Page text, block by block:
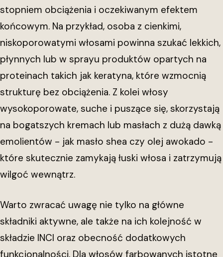
stopniem obciążenia i oczekiwanym efektem
końcowym. Na przykład, osoba z cienkimi,
niskoporowatymi włosami powinna szukać lekkich,
płynnych lub w sprayu produktów opartych na
proteinach takich jak keratyna, które wzmocnią
strukturę bez obciążenia. Z kolei włosy
wysokoporowate, suche i puszące się, skorzystają
na bogatszych kremach lub masłach z dużą dawką
emolientów - jak masło shea czy olej awokado -
które skutecznie zamykają łuski włosa i zatrzymują
wilgoć wewnątrz.
Warto zwracać uwagę nie tylko na główne
składniki aktywne, ale także na ich kolejność w
składzie INCI oraz obecność dodatkowych
funkcjonalności. Dla włosów farbowanych istotne